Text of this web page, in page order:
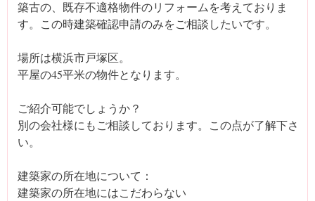
築古の、既存不適格物件のリフォームを考えておりま
す。この時建築確認申請のみをご相談したいです。
場所は横浜市戸塚区。
平屋の45平米の物件となります。
ご紹介可能でしょうか？
別の会社様にもご相談しております。この点が了解下さ
い。
建築家の所在地について：
建築家の所在地にはこだわらない